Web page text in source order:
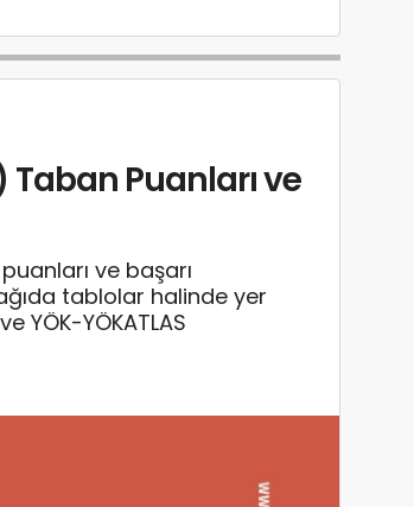
Taban Puanları ve
ve başarı
tablolar halinde yer
YÖK-YÖKATLAS